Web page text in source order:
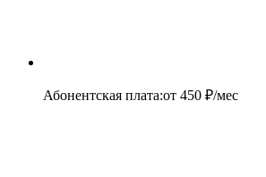
Абонентская плата:от 450 ₽/мес